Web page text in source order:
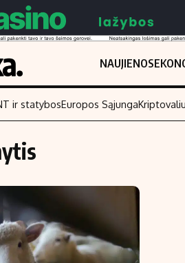
NAUJIENOS
Skaitykite
Finansai
Įmonės
Žemės ūkis
Technologijos
ir statybosEuropos Sąjunga